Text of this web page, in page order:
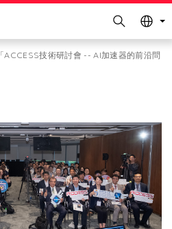
圖書館
「ACCESS技術研討會 -- AI加速器的前沿問